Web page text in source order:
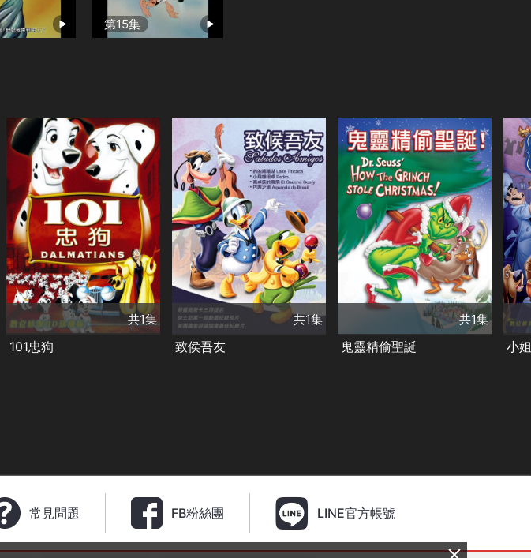
第15集
共1集
類別
經典 迪士尼 共1集
101忠狗
共1集
類別
經典 迪士尼 共1集
致侯吾友
共1集
類別
奇幻 經典 共1集
鬼靈精偷聖誕
類
小
常見問題 FB粉絲團 LINE官方帳號